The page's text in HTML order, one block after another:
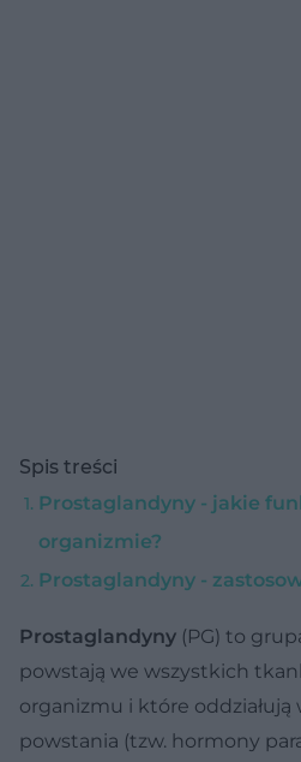
Spis treści
Prostaglandyny - jakie
organizmie?
Prostaglandyny -
Prostaglandyny (PG) to
powstają we wszystkich
organizmu i które
powstania (tzw. hormony